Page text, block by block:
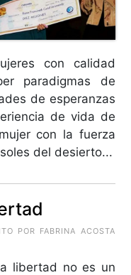
con calidad
paradigmas de
de esperanzas
de vida de
con la fuerza
del desierto...
POR FABRINA ACOSTA
libertad no es un